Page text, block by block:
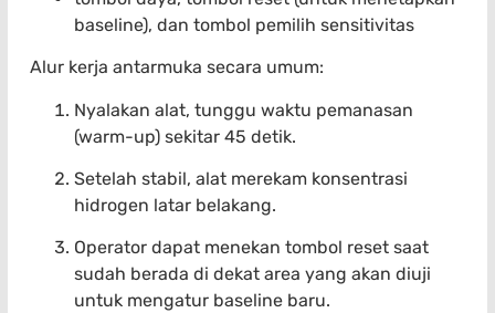
baseline), dan tombol pemilih sensitivitas
Alur kerja antarmuka secara umum:
Nyalakan alat, tunggu waktu pemanasan
(warm-up) sekitar 45 detik.
Setelah stabil, alat merekam konsentrasi
hidrogen latar belakang.
Operator dapat menekan tombol reset saat
sudah berada di dekat area yang akan diuji
untuk mengatur baseline baru.